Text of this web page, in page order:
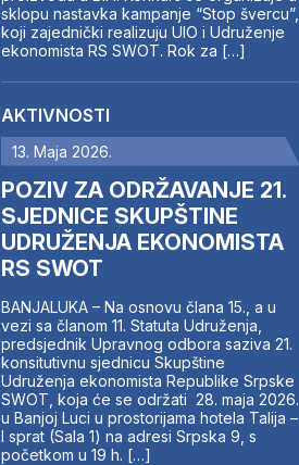
sklopu nastavka kampanje “Stop švercu”,
koji zajednički realizuju UIO i Udruženje
ekonomista RS SWOT. Rok za […]
AKTIVNOSTI
13. Maja 2026.
POZIV ZA ODRŽAVANJE 21.
SJEDNICE SKUPŠTINE
UDRUŽENJA EKONOMISTA
RS SWOT
BANJALUKA – Na osnovu člana 15., a u
vezi sa članom 11. Statuta Udruženja,
predsjednik Upravnog odbora saziva 21.
konsitutivnu sjednicu Skupštine
Udruženja ekonomista Republike Srpske
SWOT, koja će se održati 28. maja 2026.
u Banjoj Luci u prostorijama hotela Talija –
I sprat (Sala 1) na adresi Srpska 9, s
početkom u 19 h. […]